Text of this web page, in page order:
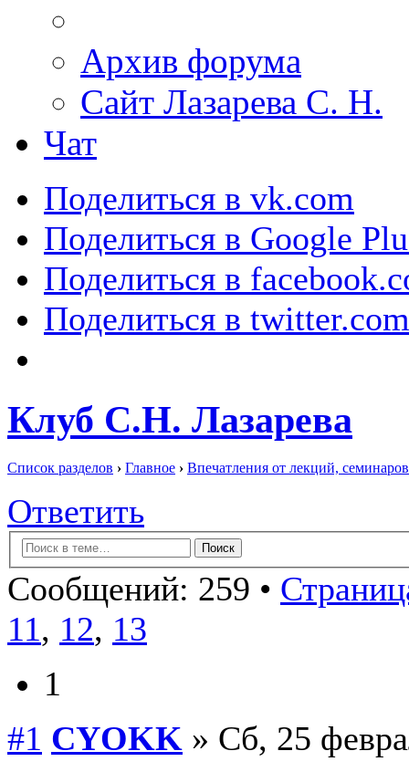
Архив форума
Сайт Лазарева С. Н.
Чат
Поделиться в vk.com
Поделиться в Google
Поделиться в
Поделиться в twitter.com
Клуб С.Н. Лазарева
Список разделов › Главное › Впечатления от лекций,
Ответить
Сообщений: 259 •
11, 12, 13
1
#1 CYOKK » Сб, 25